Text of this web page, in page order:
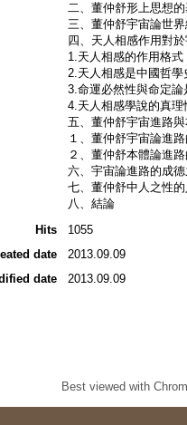
二、董仲舒形上思想
三、董仲舒宇宙論世
四、天人相感作用對
1.天人相感的作用格式
2.天人相感是中國哲
3.命運必然性與命定論
4.天人相感學說的真理
五、董仲舒宇宙進路
１、董仲舒宇宙論進
２、董仲舒本體論進
六、宇宙論進路的成
七、董仲舒中人之性
八、結論
Hits
1055
date
2013.09.09
date
2013.09.09
Best viewed with